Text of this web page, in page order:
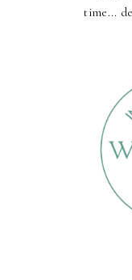
time...